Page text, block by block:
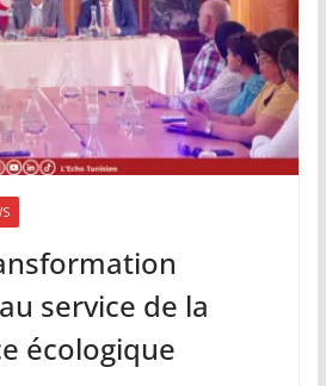
service de la
écologique